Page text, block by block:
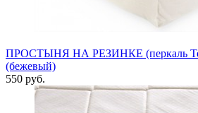
ПРОСТЫНЯ НА РЕЗИНКЕ (перкаль
(бежевый)
550 руб.